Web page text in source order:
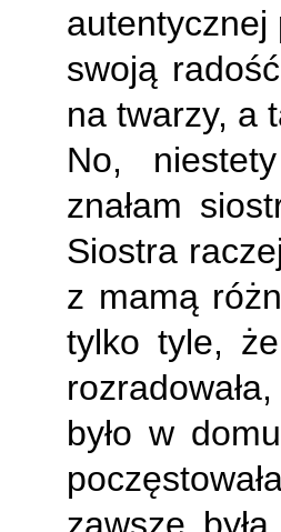
autentycznej
swoją
na twarzy, a
No,
znałam
Siostra
z mamą
tylko tyle,
było w